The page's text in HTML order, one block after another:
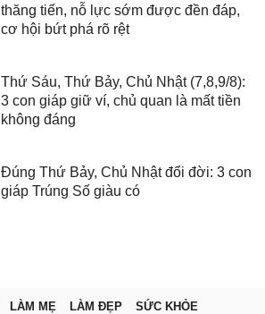
thăng tiến, nỗ lực sớm được đền đáp,
cơ hội bứt phá rõ rệt
Thứ Sáu, Thứ Bảy, Chủ Nhật (7,8,9/8):
3 con giáp giữ ví, chủ quan là mất tiền
không đáng
Đúng Thứ Bảy, Chủ Nhật đổi đời: 3 con
giáp Trúng Số giàu có
LÀM MẸ LÀM ĐẸP SỨC KHỎE